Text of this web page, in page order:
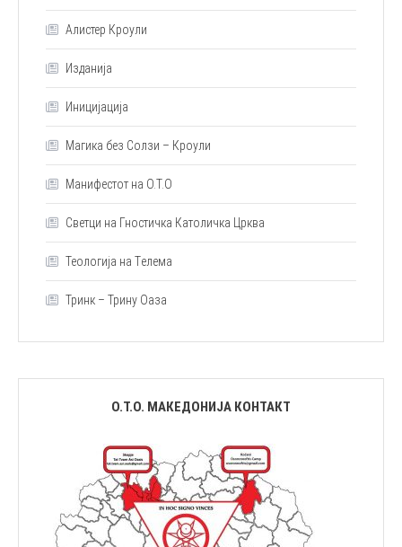
Алистер Кроули
Изданија
Иницијација
Магика без Солзи – Кроули
Манифестот на О.Т.О
Светци на Гностичка Католичка Црква
Теологија на Tелема
Тринк – Трину Оаза
О.Т.О. МАКЕДОНИЈА КОНТАКТ